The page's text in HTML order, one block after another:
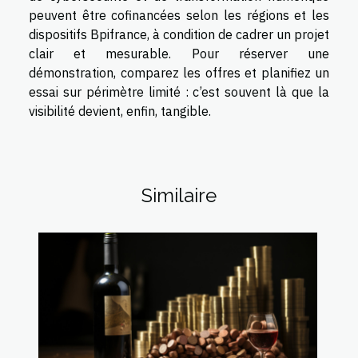
peuvent être cofinancées selon les régions et les
dispositifs Bpifrance, à condition de cadrer un projet
clair et mesurable. Pour réserver une
démonstration, comparez les offres et planifiez un
essai sur périmètre limité : c’est souvent là que la
visibilité devient, enfin, tangible.
Similaire